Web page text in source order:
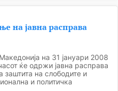
на јавна расправа
на 31 јануари 2008
ќе одржи јавна расправа
на слободите и
и политичка